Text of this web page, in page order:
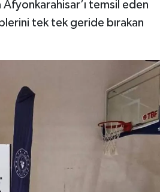
Afyonkarahisar’ı temsil eden
tek tek geride bırakan